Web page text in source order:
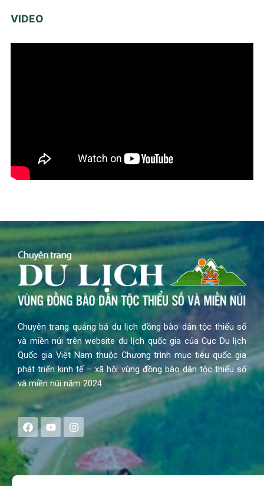
VIDEO
Chuyên trang quảng bá du lịch đồng bào dân tộc thiểu số
và miền núi trên website du lịch quốc gia của Cục Du lịch
Quốc gia Việt Nam thuộc Chương trình mục tiêu quốc gia
phát triển kinh tế – xã hội vùng đồng bào dân tộc thiểu số
và miền núi năm 2024
F
a
e
b
o
Y
o
t
u
b
I
n
s
a
g
Search